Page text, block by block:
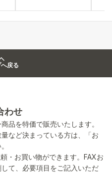
へ戻る
わせ
品を特価で販売いたします。
など決まっている方は、「お
・お買い物ができます。FAXお
て、必要項目をご記入いただ